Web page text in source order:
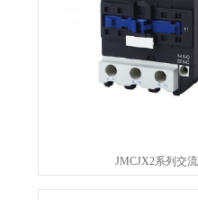
JMCJX2系列交